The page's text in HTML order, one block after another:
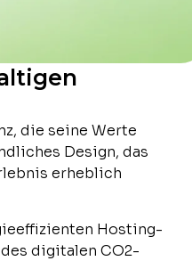
die seine Werte
Design, das
erheblich
Hosting-
digitalen CO2-